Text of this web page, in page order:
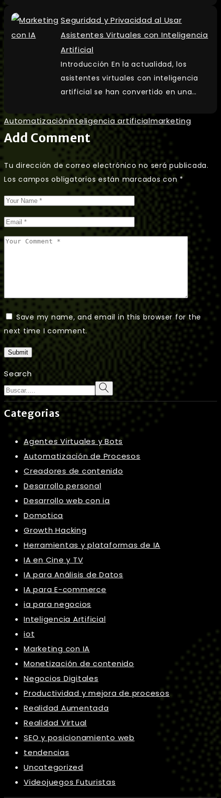
Seguridad y Privacidad al Usar
Asistentes Virtuales con Inteligencia
Artificial
Introducción En la actualidad, los
asistentes virtuales con inteligencia
artificial se han convertido en una…
Automatizacióninteligencia artificialmarketing
Add Comment
Tu dirección de correo electrónico no será publicada.
Los campos obligatorios están marcados con *
Save my name, and email in this browser for the
next time I comment.
Submit
Search
Categorias
Agentes Virtuales y Bots
Automatización de Procesos
Creadores de contenido
Desarrollo personal
Desarrollo web con ia
Domotica
Growth Hacking
Herramientas y plataformas de IA
IA en Cine y TV
IA para Análisis de Datos
IA para E-commerce
ia para negocios
Inteligencia Artificial
iot
Marketing con IA
Monetización de contenido
Negocios Digitales
Productividad y mejora de procesos
Realidad Aumentada
Realidad Virtual
SEO y posicionamiento web
tendencias
Uncategorized
Videojuegos Futuristas